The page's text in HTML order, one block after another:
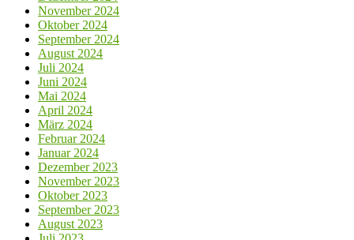
November 2024
Oktober 2024
September 2024
August 2024
Juli 2024
Juni 2024
Mai 2024
April 2024
März 2024
Februar 2024
Januar 2024
Dezember 2023
November 2023
Oktober 2023
September 2023
August 2023